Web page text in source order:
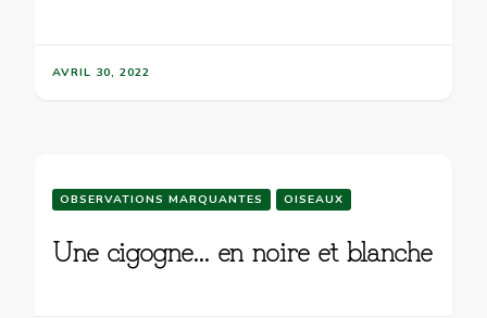
AVRIL 30, 2022
OBSERVATIONS MARQUANTES OISEAUX
Une cigogne… en noire et blanche